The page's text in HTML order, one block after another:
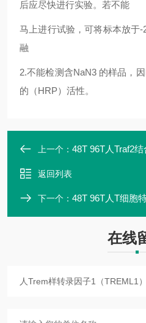
后应尽快进行实验。若不能
马上进行试验，可将标本放于
融
2.不能检测含NaN3 的样品，
的（HRP）活性。
上一个： 48T 96T人Traf2结合蛋
返回列表
下一个： 48T 96T人T细胞特异性鸟
在线